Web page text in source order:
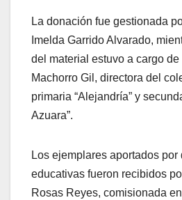
La donación fue gestionada
Imelda Garrido Alvarado,
del material estuvo a cargo
Machorro Gil, directora del
primaria “Alejandría” y
Azuara”.
Los ejemplares aportados
educativas fueron recibidos
Rosas Reyes, comisionada